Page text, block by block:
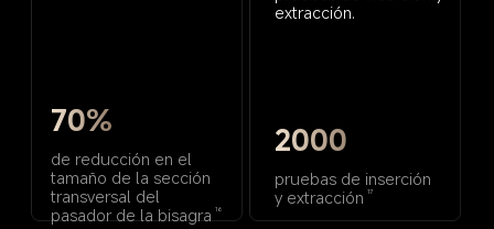
70%
de reducción en el
tamaño de la sección
transversal del
pasador de la bisagra 16
extracción.
2000
pruebas de inserción
y extracción 17